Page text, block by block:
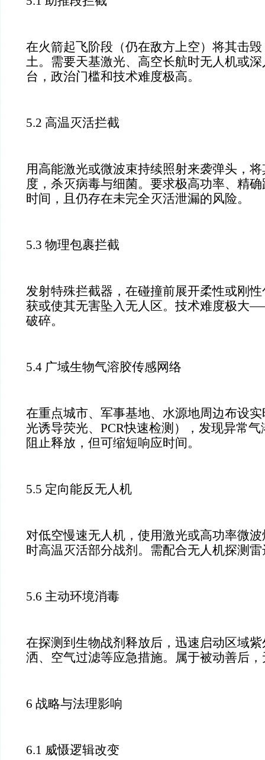
在火箭起飞阶段（仍在敌方上空）将其击
土。需要天基激光、高空长航时无人机或
台，政治门槛和技术难度极高。
5.2 高温灭活拦截
用高能激光或微波束持续照射来袭弹头，
度，杀灭病毒与细菌。要求极高功率、精
时间，且仍存在未完全灭活泄漏的风险。
5.3 物理包裹拦截
发射特殊拦截器，在碰撞前展开柔性或刚
获或使其无害坠入无人区。技术难度极大
破碎。
5.4 广域生物气溶胶传感网络
在重点城市、军事基地、水源地周边布设
光诱导荧光、PCR快速检测），发现异常
阻止释放，但可缩短响应时间。
5.5 定向能反无人机
对低空慢速无人机，使用激光或高功率微
时高温灭活部分战剂。需配合无人机探测
5.6 主动环境消毒
在探测到生物战剂释放后，迅速启动区域
洒、空气过滤等应急措施。属于被动善后
6 战略与法理影响
6.1 威慑逻辑改变